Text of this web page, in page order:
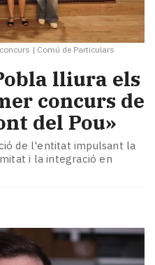
| Comú de Particulars
lliura els
concurs de
del Pou»
de l'entitat impulsant la
i la integració en